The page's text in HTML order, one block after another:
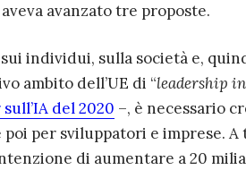
avanzato tre proposte.
individui, sulla società e,
ambito dell’UE di “leadership
del 2020 –, è necessario
per sviluppatori e imprese. A
di aumentare a 20